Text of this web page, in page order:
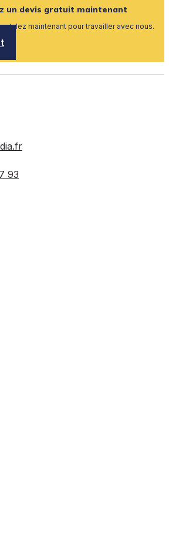
un devis gratuit maintenant
maintenant pour travailler avec nous.
93